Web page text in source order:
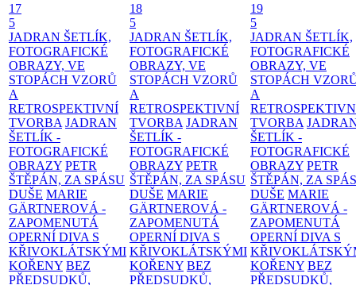
17
5
JADRAN ŠETLÍK,
FOTOGRAFICKÉ
OBRAZY, VE
STOPÁCH VZORŮ
A
RETROSPEKTIVNÍ
TVORBA JADRAN
ŠETLÍK -
FOTOGRAFICKÉ
OBRAZY PETR
ŠTĚPÁN, ZA SPÁSU
DUŠE MARIE
GÄRTNEROVÁ -
ZAPOMENUTÁ
OPERNÍ DIVA S
KŘIVOKLÁTSKÝMI
KOŘENY BEZ
PŘEDSUDKŮ,
18
5
JADRAN ŠETLÍK,
FOTOGRAFICKÉ
OBRAZY, VE
STOPÁCH VZORŮ
A
RETROSPEKTIVNÍ
TVORBA JADRAN
ŠETLÍK -
FOTOGRAFICKÉ
OBRAZY PETR
ŠTĚPÁN, ZA SPÁSU
DUŠE MARIE
GÄRTNEROVÁ -
ZAPOMENUTÁ
OPERNÍ DIVA S
KŘIVOKLÁTSKÝMI
KOŘENY BEZ
PŘEDSUDKŮ,
19
5
JADRAN ŠETLÍK,
FOTOGRAFICKÉ
OBRAZY, VE
STOPÁCH
A
TVORBA
ŠETLÍK -
FOTOGRAFICKÉ
OBRAZY PETR
ŠTĚPÁN, ZA
DUŠE MARIE
GÄRTNEROVÁ -
ZAPOMENUTÁ
OPERNÍ DIVA S
KOŘENY BEZ
PŘEDSUDKŮ,